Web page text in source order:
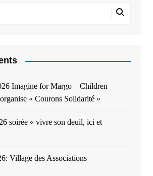
Imagine for Margo – Children
« Courons Solidarité »
soirée « vivre son deuil, ici et
Village des Associations